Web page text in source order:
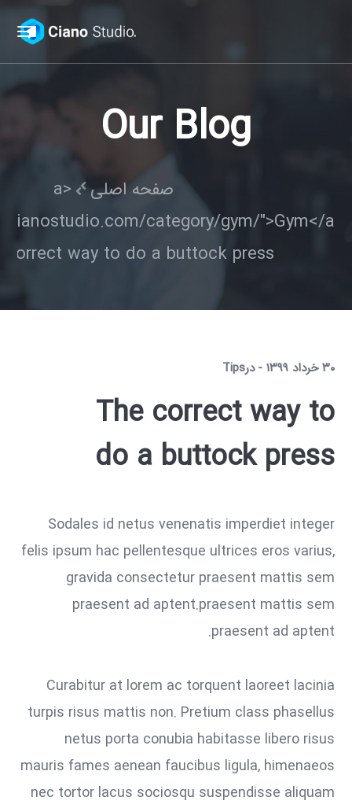
Our Blog
صفحه اصلی
<a
category/gym/">Gym</a>
correct way to do a buttock press
۳۰ خرداد ۱۳۹۹ درTips
The correct way to
do a buttock press
Sodales id netus venenatis imperdiet integer
felis ipsum hac pellentesque ultrices eros varius,
gravida consectetur praesent mattis sem
praesent ad aptent.praesent mattis sem
praesent ad aptent.
Curabitur at lorem ac torquent laoreet lacinia
turpis risus mattis non. Pretium class phasellus
netus porta conubia habitasse libero risus
mauris fames aenean faucibus ligula, himenaeos
nec tortor lacus sociosqu suspendisse aliquam